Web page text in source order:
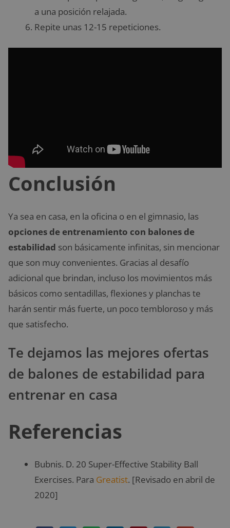
a una posición relajada.
Repite unas 12-15 repeticiones.
Conclusión
Ya sea en casa, en la oficina o en el gimnasio, las
opciones de entrenamiento con balones de
estabilidad son básicamente infinitas, sin mencionar
que son muy convenientes. Gracias al desafío
adicional que brindan, incluso los movimientos más
básicos como sentadillas, flexiones y planchas te
harán sentir más fuerte, un poco tembloroso y más
que satisfecho.
Te dejamos las mejores ofertas
de balones de estabilidad para
entrenar en casa
Referencias
Bubnis. D. 20 Super-Effective Stability Ball
Exercises. Para Greatist. [Revisado en abril de
2020]